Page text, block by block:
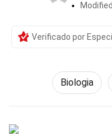
Verificado por
Biologia